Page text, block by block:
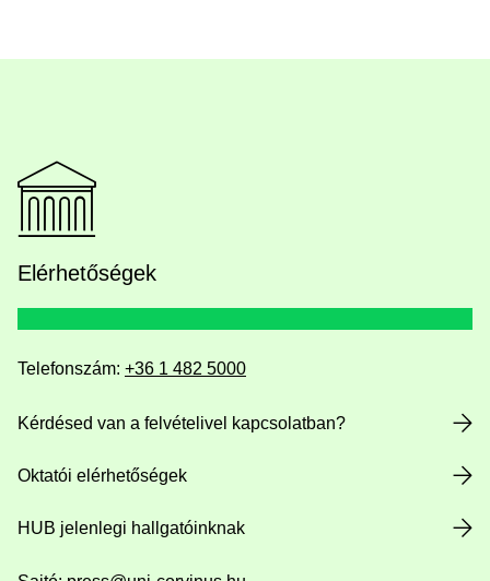
Elérhetőségek
Telefonszám: +36 1 482 5000
Kérdésed van a felvételivel kapcsolatban?
Oktatói elérhetőségek
HUB jelenlegi hallgatóinknak